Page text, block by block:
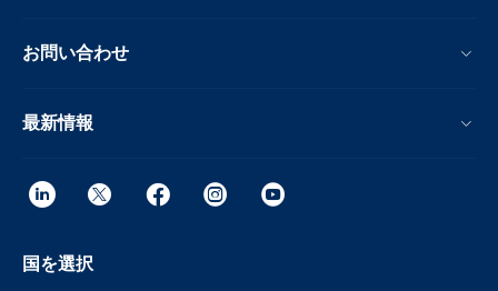
お問い合わせ
最新情報
国を選択